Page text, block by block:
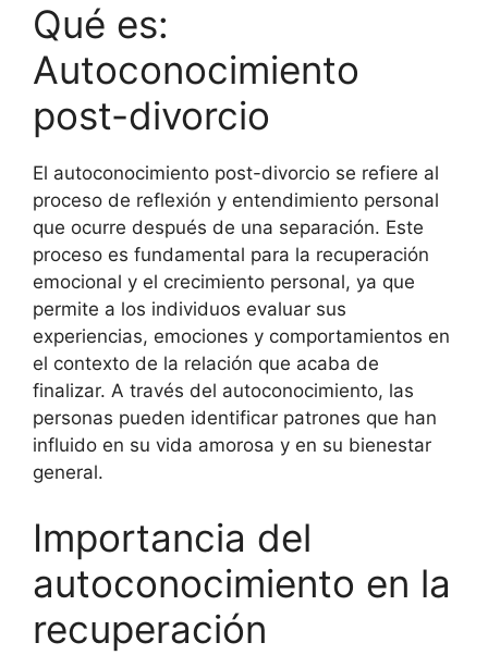
Qué es:
Autoconocimiento
post-divorcio
El autoconocimiento post-divorcio se refiere al
proceso de reflexión y entendimiento personal
que ocurre después de una separación. Este
proceso es fundamental para la recuperación
emocional y el crecimiento personal, ya que
permite a los individuos evaluar sus
experiencias, emociones y comportamientos en
el contexto de la relación que acaba de
finalizar. A través del autoconocimiento, las
personas pueden identificar patrones que han
influido en su vida amorosa y en su bienestar
general.
Importancia del
autoconocimiento en la
recuperación